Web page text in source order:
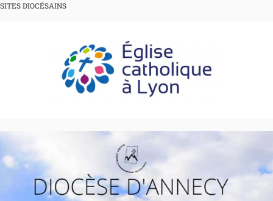
SITES DIOCÉSAINS